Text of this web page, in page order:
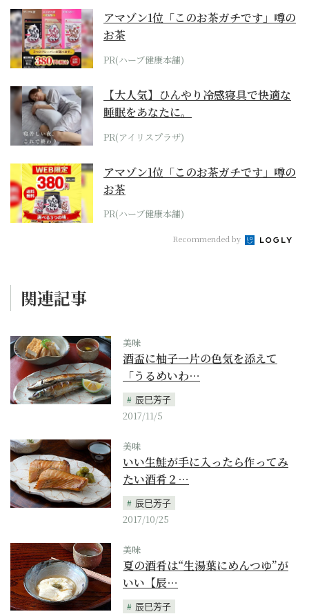
アマゾン1位「このお茶ガチです」噂の
お茶
PR(ハーブ健康本舗)
【大人気】ひんやり冷感寝具で快適な
睡眠をあなたに。
PR(アイリスプラザ)
アマゾン1位「このお茶ガチです」噂の
お茶
PR(ハーブ健康本舗)
Recommended by
関連記事
美味
酒盃に柚子一片の色気を添えて
「うるめいわ…
辰巳芳子
2017/11/5
美味
いい生鮭が手に入ったら作ってみ
たい酒肴２…
辰巳芳子
2017/10/25
美味
夏の酒肴は“生湯葉にめんつゆ”が
いい【辰…
辰巳芳子